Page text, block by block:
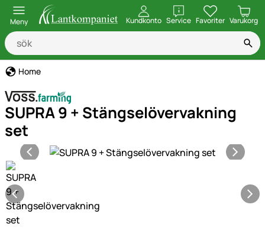
Meny Kundkonto ServiceöppnaFavoriter Varukorg
Home
SUPRA 9 + Stängselövervakning
set
Produktgaleri